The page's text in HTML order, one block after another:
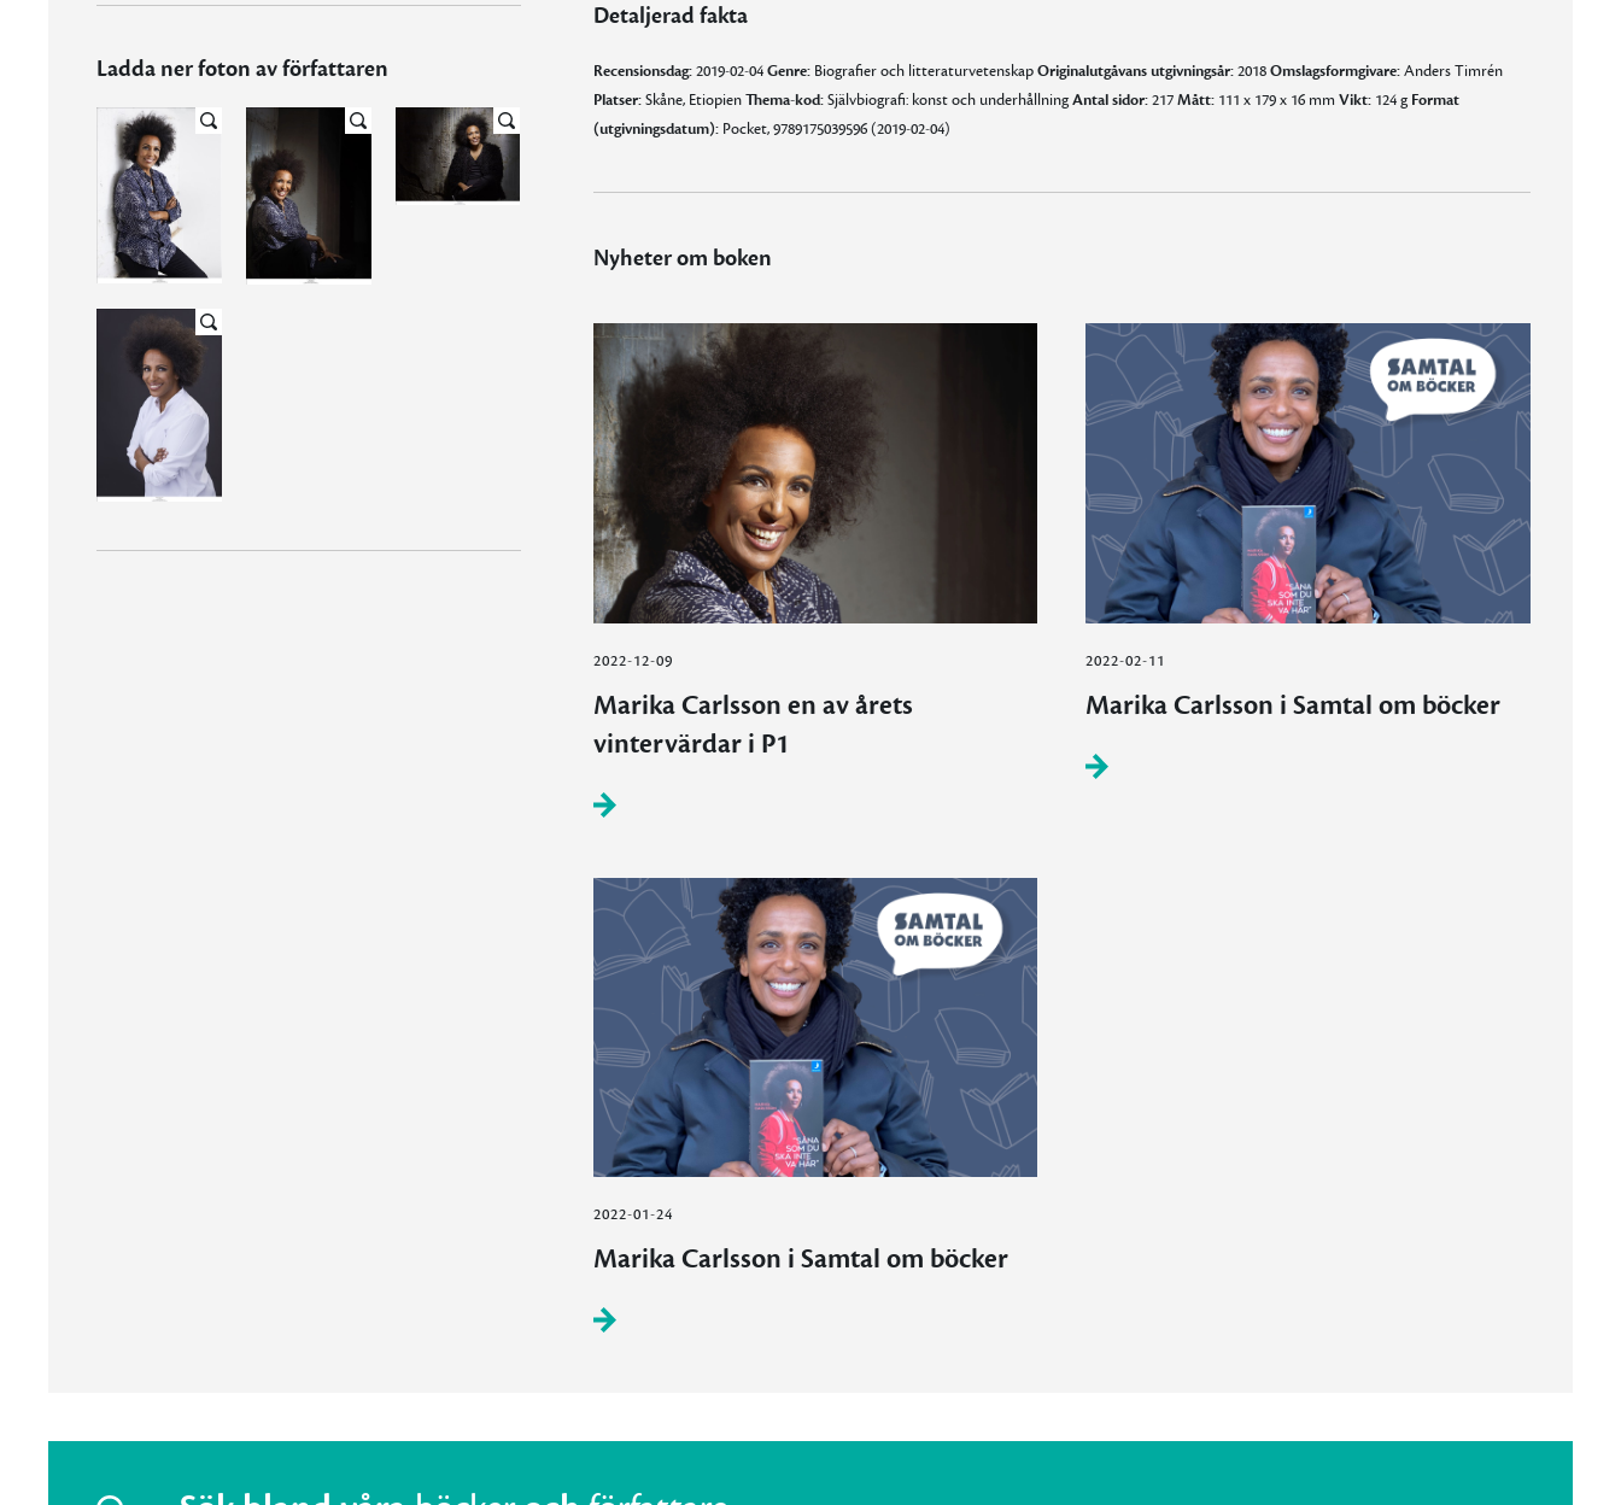
Ladda ner foton av författaren
Detaljerad fakta
Recensionsdag:2019-02-04Genre:Biografier och litteraturvetenskapOriginalutgåvans utgivningsår:2018Omslagsformgivare:Anders Timrén
Platser:Skåne, EtiopienThema-kod:Självbiografi: konst och underhållningAntal sidor:217Mått:111 x 179 x 16 mmVikt:124 g Format
(utgivningsdatum):Pocket, 9789175039596 (2019-02-04)
Nyheter om boken
2022-12-09
Marika Carlsson en av årets
vintervärdar i P1
2022-02-11
Marika Carlsson i Samtal om böcker
2022-01-24
Marika Carlsson i Samtal om böcker